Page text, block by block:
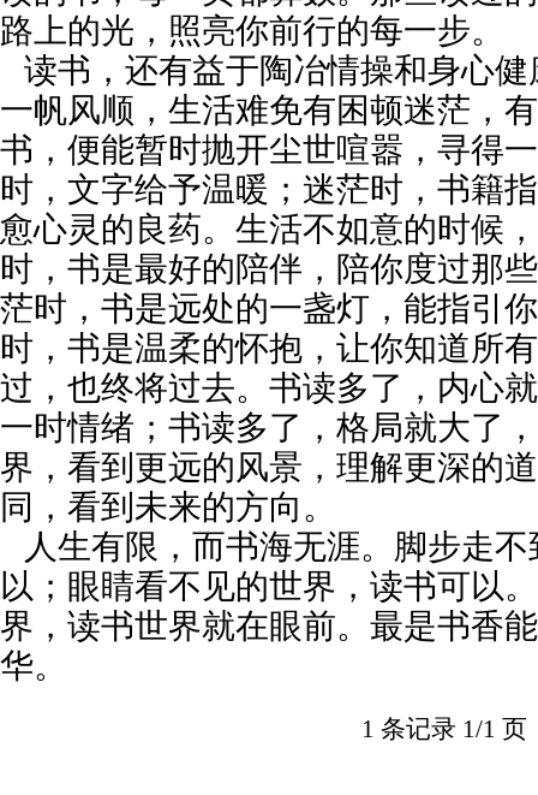
路上的光，照亮你前行的每一步。
读书，还有益于陶冶情操和身心
一帆风顺，生活难免有困顿迷茫，
书，便能暂时抛开尘世喧嚣，寻得
时，文字给予温暖；迷茫时，书籍
愈心灵的良药。生活不如意的时候
时，书是最好的陪伴，陪你度过那
茫时，书是远处的一盏灯，能指引
时，书是温柔的怀抱，让你知道所
过，也终将过去。书读多了，内心
一时情绪；书读多了，格局就大了
界，看到更远的风景，理解更深的
同，看到未来的方向。
人生有限，而书海无涯。脚步走
以；眼睛看不见的世界，读书可以
界，读书世界就在眼前。最是书香
华。
1 条记录 1/1 页